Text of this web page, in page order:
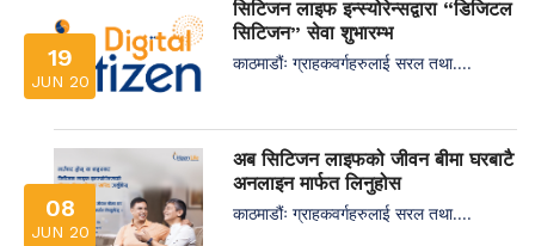
19
JUN 20
सिटिजन लाइफ इन्स्योरेन्सद्वारा “डिजिटल
सिटिजन” सेवा शुभारम्भ
काठमाडौंः ग्राहकवर्गहरुलाई सरल तथा....
08
JUN 20
अब सिटिजन लाइफको जीवन बीमा घरबाटै
अनलाइन मार्फत लिनुहोस
काठमाडौंः ग्राहकवर्गहरुलाई सरल तथा....